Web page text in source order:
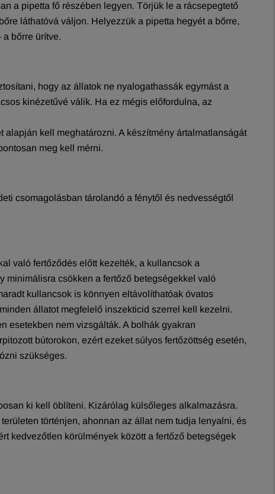
a pipetta fő részében legyen. Törjük le a rácsepegtető
láthatóvá váljon. Helyezzük a pipetta hegyét a bőrre,
bőrre ürítve.
hogy az állatok ne nyalogathassák egymást a
kinézetűvé válik. Ha ez mégis előfordulna, az
kell meghatározni. A készítmény ártalmatlanságát
meg kell mérni.
csomagolásban tárolandó a fénytől és nedvességtől
való fertőződés előtt kezelték, a kullancsok a
minimálisra csökken a fertőző betegségekkel való
kullancsok is könnyen eltávolíthatóak óvatos
állatot megfelelő inszekticid szerrel kell kezelni.
esetekben nem vizsgálták. A bolhák gyakran
bútorokon, ezért ezeket súlyos fertőzöttség esetén,
szükséges.
ki kell öblíteni. Kizárólag külsőleges alkalmazásra.
történjen, ahonnan az állat nem tudja lenyalni, és
kedvezőtlen körülmények között a fertőző betegségek